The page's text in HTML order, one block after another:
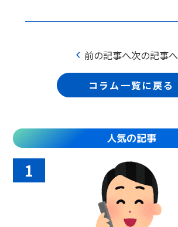
chevron_left 前の記事へ次の記事へ
コラム一覧に戻る
人気の記事
1